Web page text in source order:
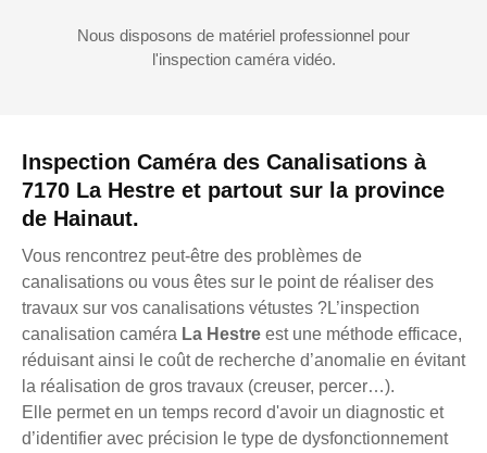
Inspection Caméra des Canalisations à
7170 La Hestre et partout sur la province
de Hainaut.
Vous rencontrez peut-être des problèmes de
canalisations ou vous êtes sur le point de réaliser des
travaux sur vos canalisations vétustes ?L’inspection
canalisation caméra La Hestre est une méthode efficace,
réduisant ainsi le coût de recherche d’anomalie en évitant
la réalisation de gros travaux (creuser, percer…).
Elle permet en un temps record d'avoir un diagnostic et
d’identifier avec précision le type de dysfonctionnement
Nous disposons de matériel professionnel pour
l'inspection caméra vidéo.